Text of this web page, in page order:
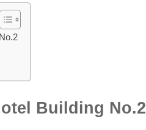
Building No.2